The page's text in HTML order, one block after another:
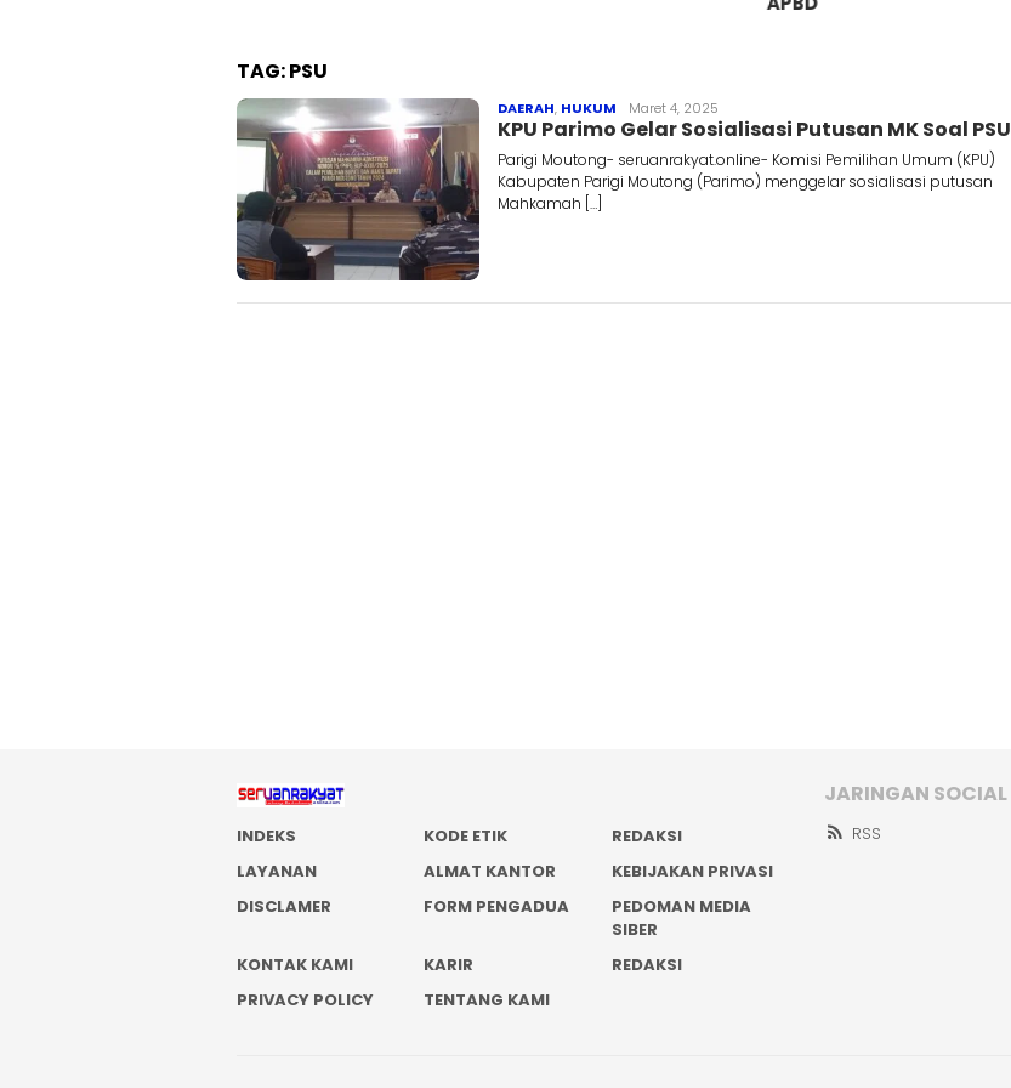
TAG:PSU
DAERAH, HUKUM redaksiseruanrakyat@gmail.com
Maret 4, 2025
KPU Parimo Gelar Sosialisasi Putusan MK Soal PSU
Parigi Moutong- seruanrakyat.online- Komisi Pemilihan Umum (KPU)
Kabupaten Parigi Moutong (Parimo) menggelar sosialisasi putusan
Mahkamah […]
INDEKS KODE ETIK
REDAKSI
LAYANAN
ALMAT KANTOR
KEBIJAKAN PRIVASI
DISCLAMER
FORM PENGADUA
PEDOMAN MEDIA
SIBER
KONTAK KAMI
KARIR
REDAKSI
PRIVACY POLICY
TENTANG KAMI
JARINGAN SOCIAL
RSS